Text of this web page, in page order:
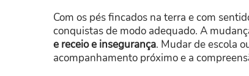
Com os pés fincados na terra e com
conquistas de modo adequado. A
e receio e insegurança. Mudar de escola
acompanhamento próximo e a